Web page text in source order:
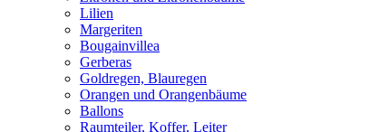
Lilien
Margeriten
Bougainvillea
Gerberas
Goldregen, Blauregen
Orangen und Orangenbäume
Ballons
Raumteiler, Koffer, Leiter